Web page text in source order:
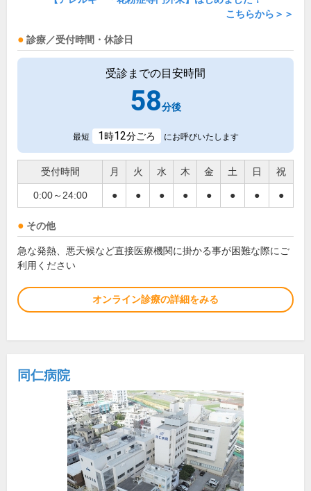
こちらから＞＞
診療／受付時間・休診日
受診までの目安時間
58分後
最短 1時12分ごろ にお呼びいたします
受付時間 月 火 水 木 金 土 日 祝
0:00～24:00 ● ● ● ● ● ● ● ●
その他
急な発熱、悪天候など直接医療機関に掛かる事が困難な際にご
利用ください
オンライン診療の詳細をみる
同仁病院